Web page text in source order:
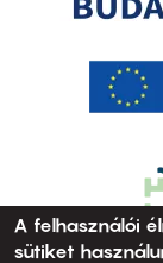
A felhasználói
sütiket